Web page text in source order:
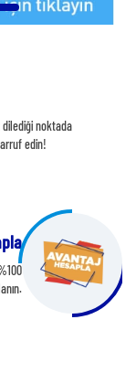
dilediği noktada
edin!